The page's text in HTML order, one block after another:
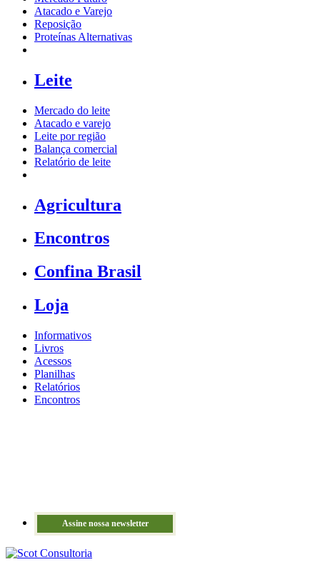
Atacado e Varejo
Reposição
Proteínas Alternativas
Leite
Mercado do leite
Atacado e varejo
Leite por região
Balança comercial
Relatório de leite
Agricultura
Encontros
Confina Brasil
Loja
Informativos
Livros
Acessos
Planilhas
Relatórios
Encontros
Assine nossa newsletter